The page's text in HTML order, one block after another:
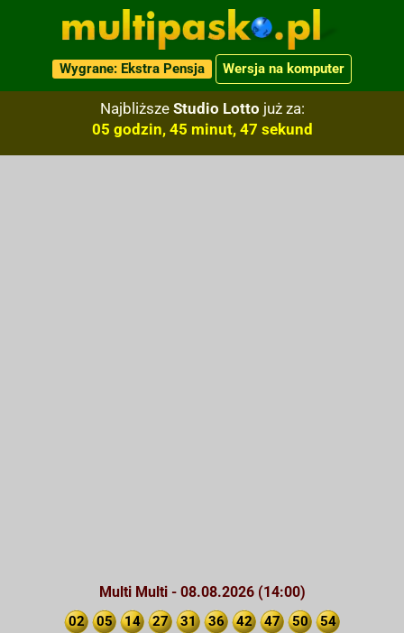
Wygrane: Ekstra Pensja Wersja na komputer
Najbliższe Studio Lotto już za:
05 godzin, 45 minut, 47 sekund
Multi Multi - 08.08.2026 (14:00)
02 05 14 27 31 36 42 47 50
54